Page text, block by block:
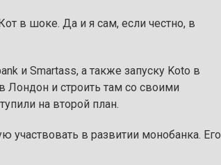
в шоке. Да и я сам, если честно, в
и Smartass, а также запуску Koto в
Лондон и строить там со своими
на второй план.
участвовать в развитии монобанка. Его